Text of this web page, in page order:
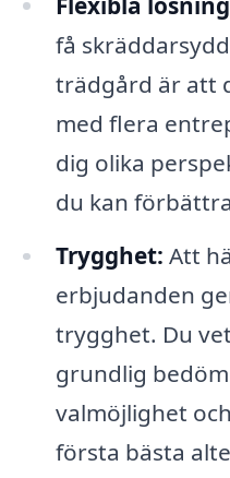
få
trädgård är att
med flera
dig olika
du kan
Trygghet: Att
erbjudanden
trygghet. Du
grundlig
valmöjlighet
första bästa